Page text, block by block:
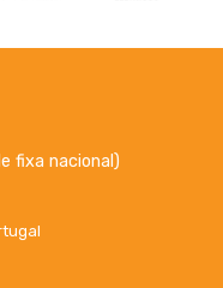
fixa nacional)